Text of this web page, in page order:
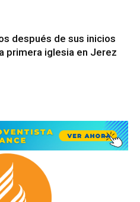
después de sus inicios
primera iglesia en Jerez